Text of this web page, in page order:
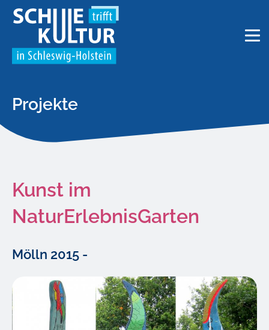
Projekte
Kunst im
NaturErlebnisGarten
Mölln 2015 -